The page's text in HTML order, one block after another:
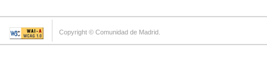
Copyright © Comunidad de Madrid.